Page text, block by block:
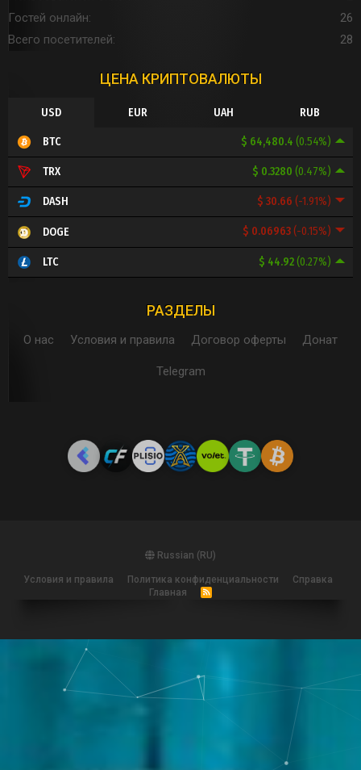
Гостей онлайн
26
Всего посетителей
28
ЦЕНА КРИПТОВАЛЮТЫ
USD EUR UAH RUB
$ 64,480.4 (0.54%)
BTC
$ 0.3280 (0.47%)
TRX
$ 30.66 (-1.91%)
DASH
$ 0.06963(-0.15%)
DOGE
$ 44.92(0.27%)
LTC
РАЗДЕЛЫ
О нас Условия и правила Договор оферты Донат
Telegram
Russian (RU)
Условия и правила Политика конфиденциальности
Справка
Главная
R